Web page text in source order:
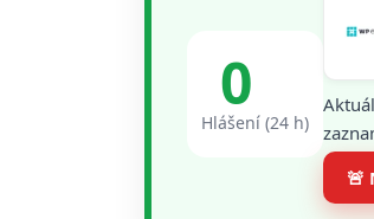
0
Hlášení (24 h)
🚨